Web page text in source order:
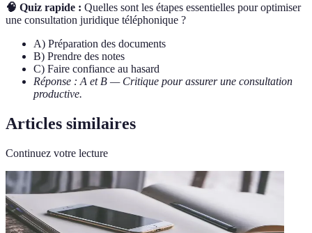
🧠 Quiz rapide : Quelles sont les étapes essentielles pour optimiser
une consultation juridique téléphonique ?
A) Préparation des documents
B) Prendre des notes
C) Faire confiance au hasard
Réponse : A et B — Critique pour assurer une consultation
productive.
Articles similaires
Continuez votre lecture